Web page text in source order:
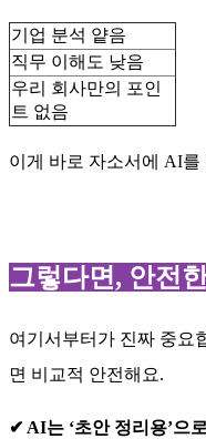
기업 분석 얕음
직무 이해도 낮음
우리 회사만의 포인
트 없음
이게 바로 자소서에 AI
그렇다면, 안전
여기서부터가 진짜 중요
면 비교적 안전해요.
✔ AI는 ‘초안 정리용’으